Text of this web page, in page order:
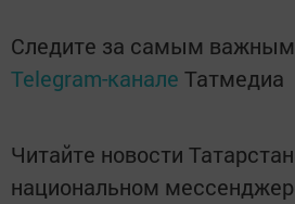
Следите за самым
Telegram-канале Татмедиа
Читайте новости
национальном